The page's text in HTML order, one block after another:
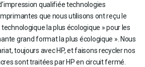
qualifiée technologies
que nous utilisons ont reçu le
technologique la plus écologique » pour les
grand format la plus écologique ». Nous
toujours avec HP, et faisons recycler nos
sont traitées par HP en circuit fermé.